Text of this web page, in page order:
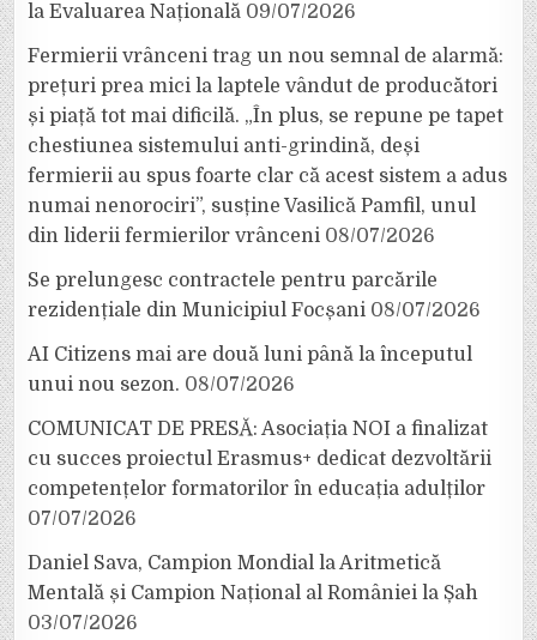
la Evaluarea Națională 09/07/2026
Fermierii vrânceni trag un nou semnal de alarmă:
prețuri prea mici la laptele vândut de producători
și piață tot mai dificilă. „În plus, se repune pe tapet
chestiunea sistemului anti-grindină, deși
fermierii au spus foarte clar că acest sistem a adus
numai nenorociri”, susține Vasilică Pamfil, unul
din liderii fermierilor vrânceni 08/07/2026
Se prelungesc contractele pentru parcările
rezidențiale din Municipiul Focșani 08/07/2026
AI Citizens mai are două luni până la începutul
unui nou sezon. 08/07/2026
COMUNICAT DE PRESĂ: Asociația NOI a finalizat
cu succes proiectul Erasmus+ dedicat dezvoltării
competențelor formatorilor în educația adulților
07/07/2026
Daniel Sava, Campion Mondial la Aritmetică
Mentală și Campion Național al României la Șah
03/07/2026